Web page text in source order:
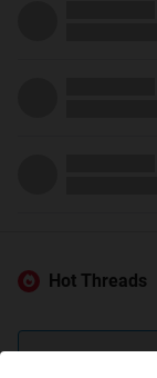
Hot Threads